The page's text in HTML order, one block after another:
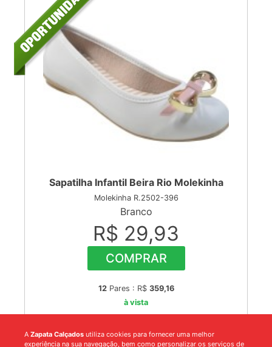
Sapatilha Infantil Beira Rio Molekinha
Molekinha R.2502-396
Branco
R$ 29,93
COMPRAR
12Pares : R$ 359,16
à vista
A Zapata Calçados utiliza cookies para fornecer uma melhor
experiência na sua navegação, bem como personalizar os serviços de